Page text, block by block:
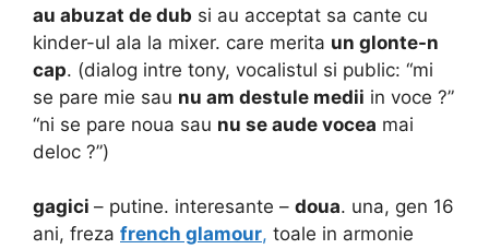
au abuzat de dub si au acceptat sa cante cu
kinder-ul ala la mixer. care merita un glonte-n
cap. (dialog intre tony, vocalistul si public: “mi
se pare mie sau nu am destule medii in voce ?”
“ni se pare noua sau nu se aude vocea mai
deloc ?”)
gagici – putine. interesante – doua. una, gen 16
ani, freza french glamour, toale in armonie